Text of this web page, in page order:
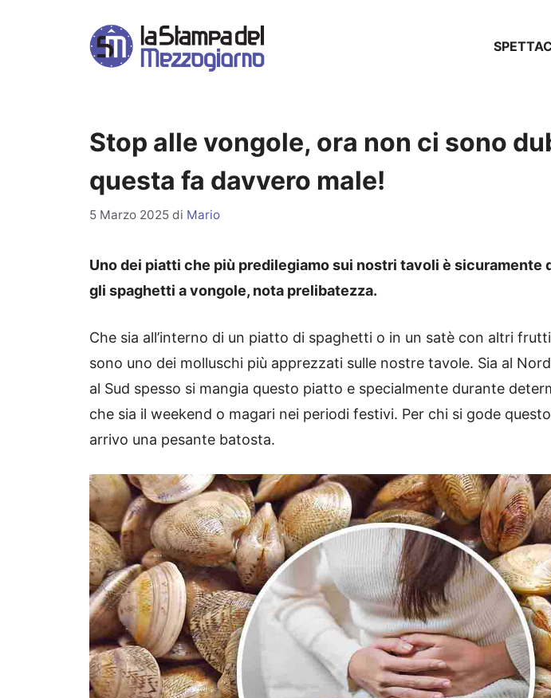
Stop alle vongole, ora non ci sono
questa fa davvero male!
5 Marzo 2025 di Mario
Uno dei piatti che più predilegiamo sui nostri tavoli è sicuramente
gli spaghetti a vongole, nota prelibatezza.
Che sia all’interno di un piatto di spaghetti o in un satè con altri
sono uno dei molluschi più apprezzati sulle nostre tavole. Sia al
al Sud spesso si mangia questo piatto e specialmente durante
che sia il weekend o magari nei periodi festivi. Per chi si gode
arrivo una pesante batosta.